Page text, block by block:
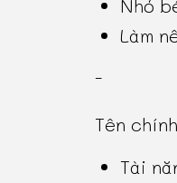
Nhỏ
Làm
-
Tên chính
Tài